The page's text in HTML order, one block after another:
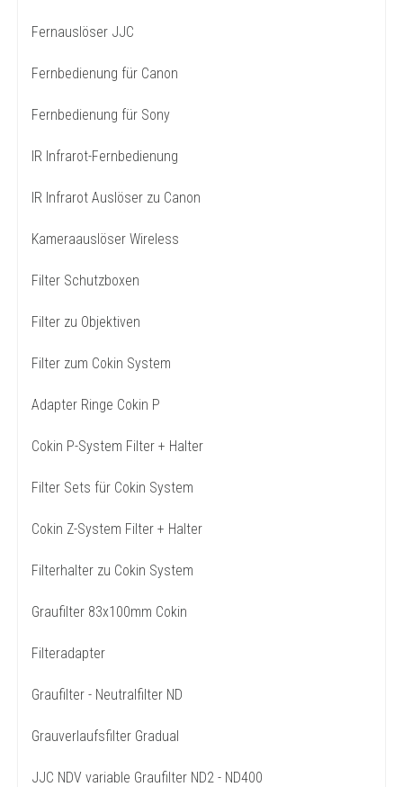
Fernauslöser JJC
Fernbedienung für Canon
Fernbedienung für Sony
IR Infrarot-Fernbedienung
IR Infrarot Auslöser zu Canon
Kameraauslöser Wireless
Filter Schutzboxen
Filter zu Objektiven
Filter zum Cokin System
Adapter Ringe Cokin P
Cokin P-System Filter + Halter
Filter Sets für Cokin System
Cokin Z-System Filter + Halter
Filterhalter zu Cokin System
Graufilter 83x100mm Cokin
Filteradapter
Graufilter - Neutralfilter ND
Grauverlaufsfilter Gradual
JJC NDV variable Graufilter ND2 - ND400